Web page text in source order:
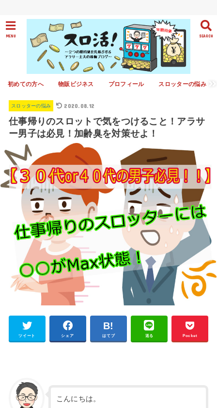
SEARCH
MENU
初めての方へ 物販ビジネス プロフィール スロッターの悩み
スロッターの悩み 2020.08.12
仕事帰りのスロットで気をつけること！アラサ
ー男子は必見！加齢臭を対策せよ！
ツイート シェア はてブ 送る Pocket
こんにちは。